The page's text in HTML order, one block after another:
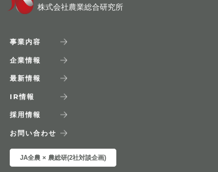
株式会社農業総合研究所
事業内容
企業情報
最新情報
IR情報
採用情報
お問い合わせ
JA全農 × 農総研(2社対談企画)